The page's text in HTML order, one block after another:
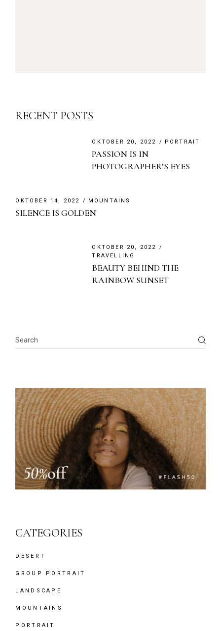
RECENT POSTS
OKTOBER 20, 2022 PORTRAIT
PASSION IS IN
PHOTOGRAPHER’S EYES
OKTOBER 14, 2022 MOUNTAINS
SILENCE IS GOLDEN
OKTOBER 20, 2022
TRAVELLING
BEAUTY BEHIND THE
RAINBOW SUNSET
CATEGORIES
DESERT
GROUP PORTRAIT
LANDSCAPE
MOUNTAINS
PORTRAIT